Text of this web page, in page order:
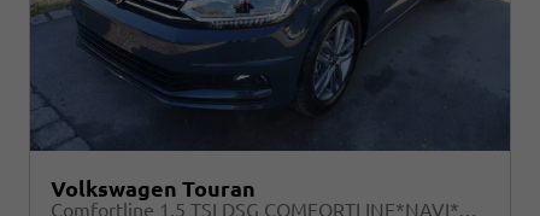
Volkswagen Touran
Comfortline 1.5 TSI DSG COMFORTLINE*NAVI*ACC*PDC*LED*SHZ*KAMERA*7-SITZER*17-ZOLL